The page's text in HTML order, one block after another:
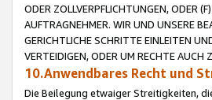
ODER ZOLLVERPFLICHTUNGEN, ODER
AUFTRAGNEHMER. WIR UND UNSERE
GERICHTLICHE SCHRITTE EINLEITEN
VERTEIDIGEN, ODER UM RECHTE
10.Anwendbares Recht und
Die Beilegung etwaiger Streitigkeiten,